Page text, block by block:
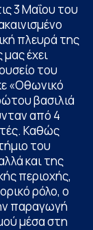
3 Μαΐου του
πλευρά της
έχει
του
«Οθωνικό
βασιλιά
από 4
Καθώς
του
και της
περιοχής,
ρόλο, ο
παραγωγή
μέσα στη